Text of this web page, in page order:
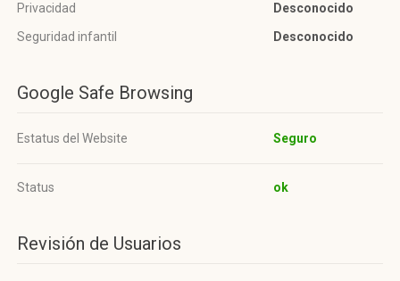
Privacidad
Desconocido
Seguridad infantil
Desconocido
Google Safe Browsing
Estatus del Website Seguro
Status ok
Revisión de Usuarios